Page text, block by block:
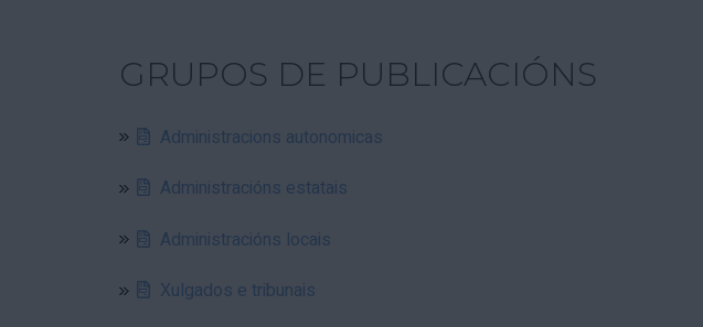
GRUPOS DE PUBLICACIÓNS
Administracions autonomicas
Administracións estatais
Administracións locais
Xulgados e tribunais